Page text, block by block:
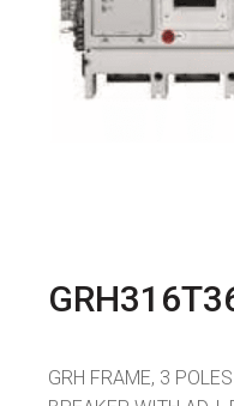
GRH FRAME, 3